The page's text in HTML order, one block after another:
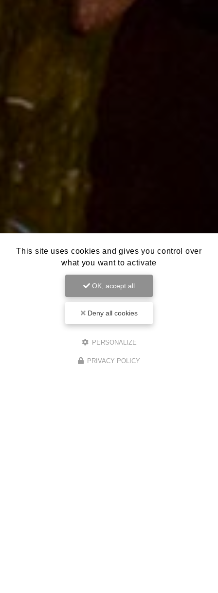
This site uses cookies and gives you control over
what you want to activate
OK, accept all
Deny all cookies
PERSONALIZE
PRIVACY POLICY